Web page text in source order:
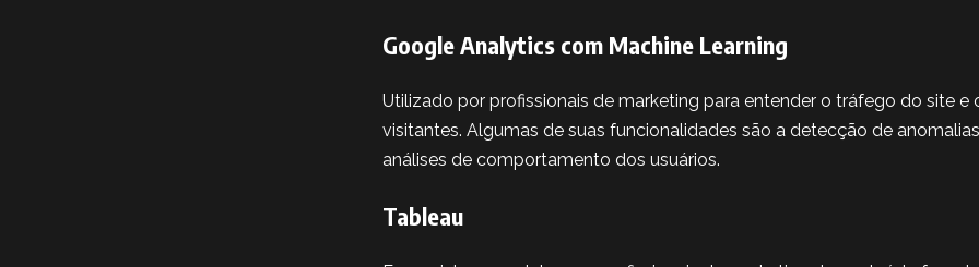
Google Analytics com Machine Learning
Utilizado por profissionais de marketing para entender o tráfego do site
visitantes. Algumas de suas funcionalidades são a detecção de
análises de comportamento dos usuários.
Tableau